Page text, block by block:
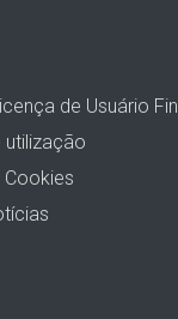
de Usuário
utilização
Cookies